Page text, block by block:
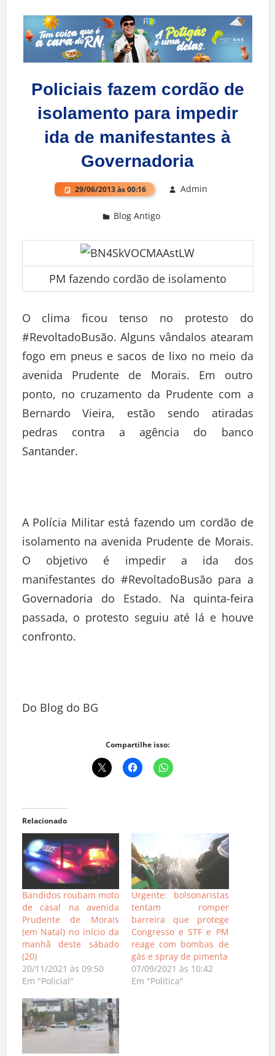
Policiais fazem cordão de
isolamento para impedir
ida de manifestantes à
Governadoria
29/06/2013 às 00:16 Admin
Blog Antigo
PM fazendo cordão de isolamento
O clima ficou tenso no protesto do
#RevoltadoBusão. Alguns vândalos atearam
fogo em pneus e sacos de lixo no meio da
avenida Prudente de Morais. Em outro
ponto, no cruzamento da Prudente com a
Bernardo Vieira, estão sendo atiradas
pedras contra a agência do banco
Santander.
A Polícia Militar está fazendo um cordão de
isolamento na avenida Prudente de Morais.
O objetivo é impedir a ida dos
manifestantes do #RevoltadoBusão para a
Governadoria do Estado. Na quinta-feira
passada, o protesto seguiu até lá e houve
confronto.
Do Blog do BG
Compartilhe isso:
Relacionado
Bandidos roubam moto
de casal na avenida
Prudente de Morais
(em Natal) no início da
manhã deste sábado
(20)
20/11/2021 às 09:50
Em "Policial"
Urgente: bolsonaristas
tentam romper
barreira que protege
Congresso e STF e PM
reage com bombas de
gás e spray de pimenta
07/09/2021 às 10:42
Em "Política"